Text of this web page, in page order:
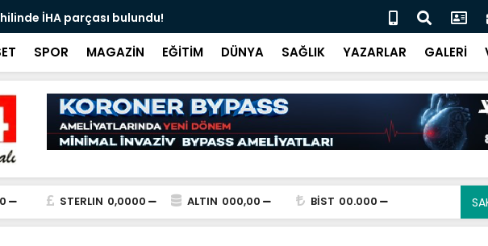
İHA parçası bulundu! Ali İnci ile Nevzat Ercan
SPOR MAGAZİN EĞİTİM DÜNYA SAĞLIK YAZARLAR GALERİ
STERLIN 0,0000 ALTIN 000,00 BİST 00.000